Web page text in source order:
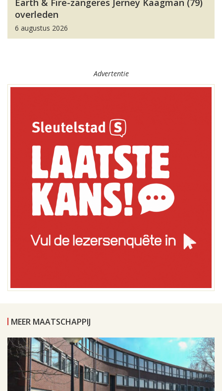
Earth & Fire-zangeres Jerney Kaagman (79)
overleden
6 augustus 2026
Advertentie
MEER MAATSCHAPPIJ